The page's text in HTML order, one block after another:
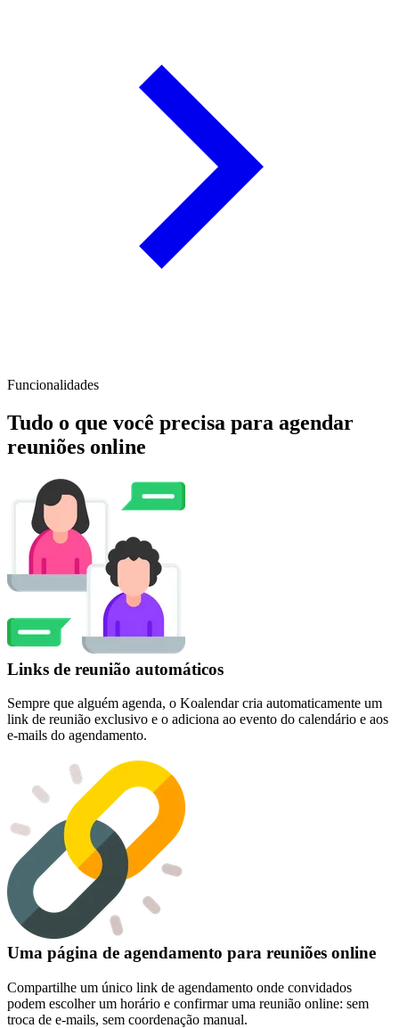
Funcionalidades
Tudo o que você precisa para agendar
reuniões online
Links de reunião automáticos
Sempre que alguém agenda, o Koalendar cria automaticamente um
link de reunião exclusivo e o adiciona ao evento do calendário e aos
e-mails do agendamento.
Uma página de agendamento para reuniões online
Compartilhe um único link de agendamento onde convidados
podem escolher um horário e confirmar uma reunião online: sem
troca de e-mails, sem coordenação manual.